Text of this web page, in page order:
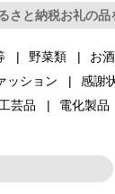
さと納税お礼の
野菜類 お酒
ッション 感謝
芸品 電化製品